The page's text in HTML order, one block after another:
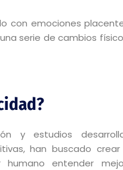
con emociones
serie de cambios
y estudios
han buscado crear
entender